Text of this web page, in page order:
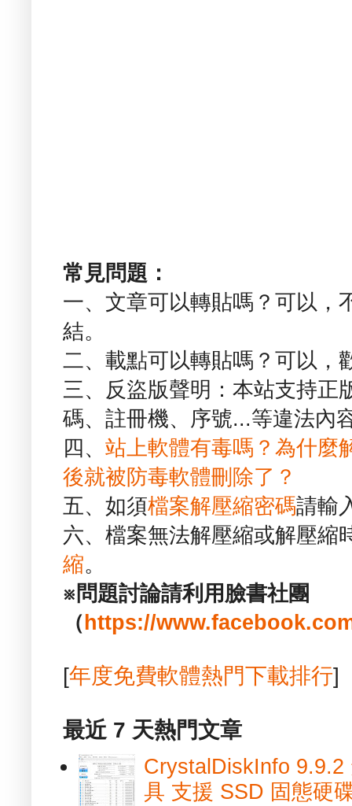
常見問題：
一、文章可以轉貼嗎？可以，
結。
二、載點可以轉貼嗎？可以，
三、反盜版聲明：本站支持正
碼、註冊機、序號...等違法內
四、 站上軟體有毒嗎？為什麼
後就被防毒軟體刪除了？
五、如須檔案解壓縮密碼請輸
六、檔案無法解壓縮或解壓縮
縮。
※問題討論請利用臉書社團
（ https://
[年度免費軟體熱門下載排行]
最近 7 天熱門文章
CrystalDiskInfo 9.9.2
具 支援 SSD 固態硬